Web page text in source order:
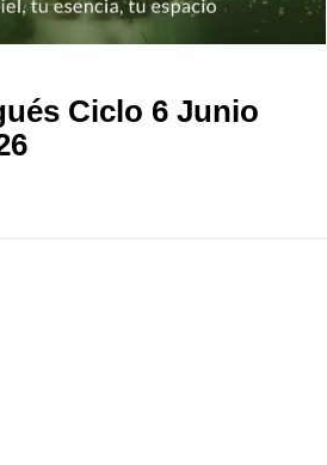
Ciclo 6 Junio